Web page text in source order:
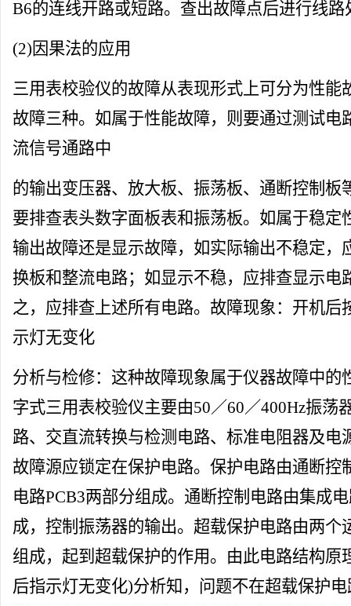
B6的连线开路或短路。查出故障点后进行线
(2)因果法的应用
三用表校验仪的故障从表现形式上可分为性能
故障三种。如属于性能故障，则要通过测试电
流信号通路中
的输出变压器、放大板、振荡板、通断控制板
要排查表头数字面板表和振荡板。如属于稳定
输出故障还是显示故障，如实际输出不稳定，
换板和整流电路；如显示不稳，应排查显示电
之，应排查上述所有电路。故障现象：开机后
示灯无变化
分析与检修：这种故障现象属于仪器故障中
字式三用表校验仪主要由50／60／400Hz振荡
路、交直流转换与检测电路、 标准电阻器及电
故障源应锁定在保护电路。保护电路由通断控
电路PCB3两部分组成。通断控制电路由集成
成，控制振荡器的输出。超载保护电路由两个
组成，起到超载保护的作用。由此电路结构原
后指示灯无变化)分析知，问题不在超载保护